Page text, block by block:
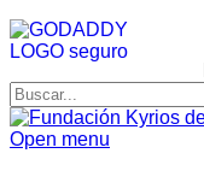
Open menu